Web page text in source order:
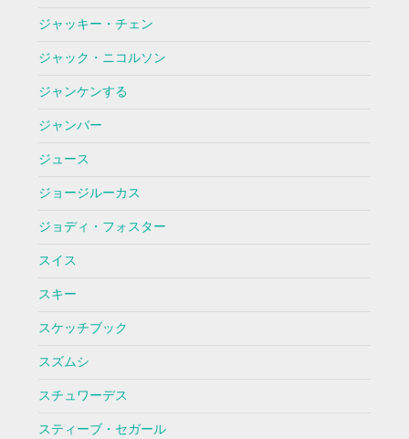
ジャッキー・チェン
ジャック・ニコルソン
ジャンケンする
ジャンバー
ジュース
ジョージルーカス
ジョディ・フォスター
スイス
スキー
スケッチブック
スズムシ
スチュワーデス
スティーブ・セガール